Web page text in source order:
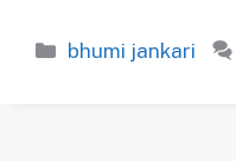
Categories
bhumi jankari